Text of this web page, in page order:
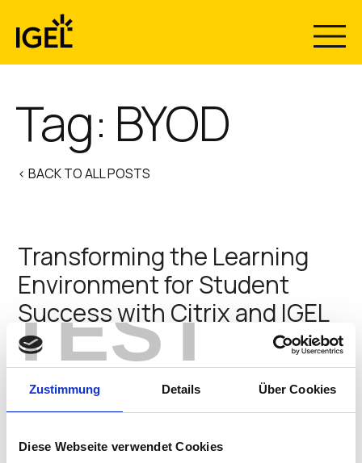
TEST
Zustimmung Details Über Cookies
Diese Webseite verwendet Cookies
content
Tag: BYOD
< BACK TO ALL POSTS
Transforming the Learning
Environment for Student
Success with Citrix and IGEL
Shift from survive to thrive with an on-campus and
remote learning environment that’s consistent,
flexible, and secure While there is much discussion
about the future of remote work in recent times, less
focus has been placed on the future of…